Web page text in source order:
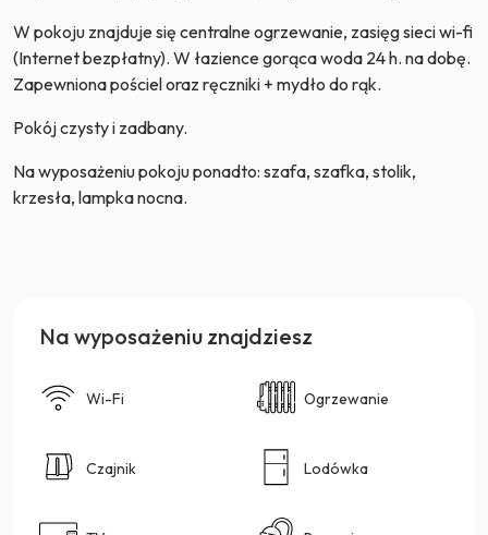
W pokoju znajduje się centralne ogrzewanie, zasięg sieci wi-fi
(Internet bezpłatny). W łazience gorąca woda 24 h. na dobę.
Zapewniona pościel oraz ręczniki + mydło do rąk.
Pokój czysty i zadbany.
Na wyposażeniu pokoju ponadto: szafa, szafka, stolik,
krzesła, lampka nocna.
Na wyposażeniu znajdziesz
Wi-Fi Ogrzewanie
Czajnik Lodówka